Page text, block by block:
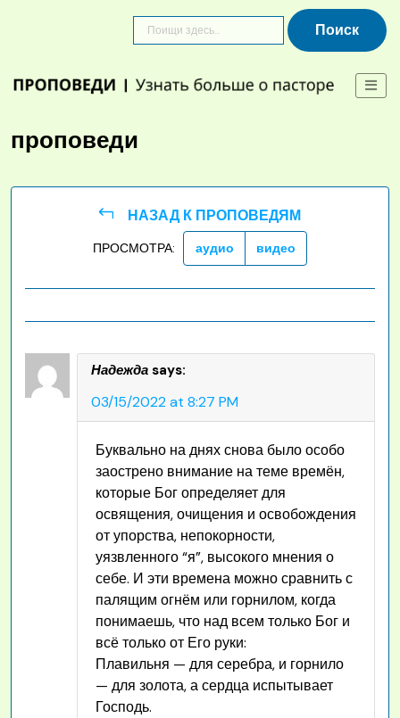
проповеди
НАЗАД К ПРОПОВЕДЯМ
ПРОСМОТРА: аудио видео
Надежда says:
03/15/2022 at 8:27 PM
Буквально на днях снова было особо
заострено внимание на теме времён,
которые Бог определяет для
освящения, очищения и освобождения
от упорства, непокорности,
уязвленного “я”, высокого мнения о
себе. И эти времена можно сравнить с
палящим огнём или горнилом, когда
понимаешь, что над всем только Бог и
всё только от Его руки:
Плавильня — для серебра, и горнило
— для золота, а сердца испытывает
Господь.